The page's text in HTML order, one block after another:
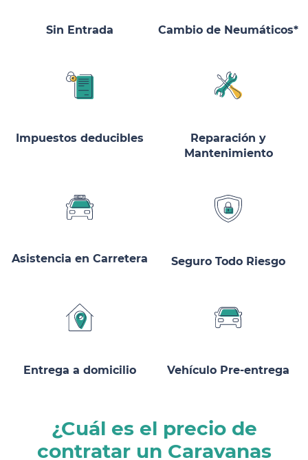
Sin Entrada Cambio de Neumáticos*
Impuestos deducibles
Reparación y
Mantenimiento
Asistencia en Carretera Seguro Todo Riesgo
Entrega a domicilio Vehículo Pre-entrega
¿Cuál es el precio de
contratar un Caravanas